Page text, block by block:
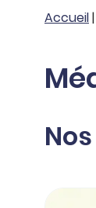
Règle
Accueil|